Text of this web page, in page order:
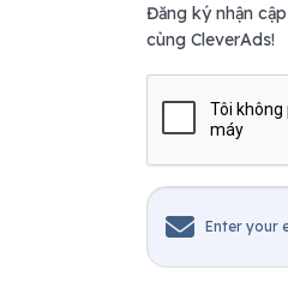
Đăng ký nhận
cùng CleverAds!